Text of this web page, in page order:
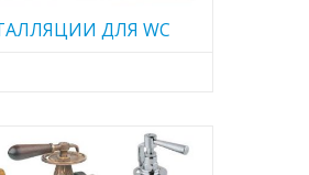
ДЛЯ WC